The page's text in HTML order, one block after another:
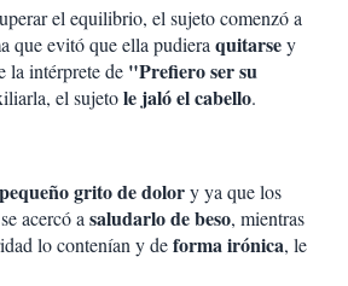
el equilibrio, el sujeto comenzó a
que evitó que ella pudieraquitarsey
la intérprete de "Prefiero ser su
el sujetole jaló el cabello.
grito de dolory ya que los
acercó asaludarlo de beso, mientras
lo contenían y deforma irónica, le